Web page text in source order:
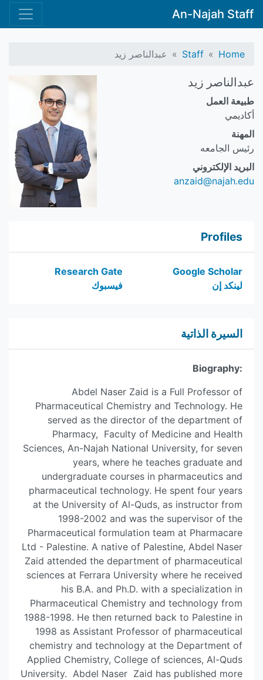
An-Najah Staff
Home
Staff عبدالناصر زيد
عبدالناصر زيد
طبيعة العمل
أكاديمي
المهنة
رئيس الجامعه
البريد الإلكتروني
anzaid@najah.edu
Profiles
Google Scholar
Research Gate
لينكد إن
فيسبوك
السيرة الذاتية
Biography:
Abdel Naser Zaid is a Full Professor of
Pharmaceutical Chemistry and Technology. He
served as the director of the department of
Pharmacy, Faculty of Medicine and Health
Sciences, An-Najah National University, for seven
years, where he teaches graduate and
undergraduate courses in pharmaceutics and
pharmaceutical technology. He spent four years
at the University of Al-Quds, as instructor from
1998-2002 and was the supervisor of the
Pharmaceutical formulation team at Pharmacare
Ltd - Palestine. A native of Palestine, Abdel Naser
Zaid attended the department of pharmaceutical
sciences at Ferrara University where he received
his B.A. and Ph.D. with a specialization in
Pharmaceutical Chemistry and technology from
1988-1998. He then returned back to Palestine in
1998 as Assistant Professor of pharmaceutical
chemistry and technology at the Department of
Applied Chemistry, College of sciences, Al-Quds
University. Abdel Naser Zaid has published more